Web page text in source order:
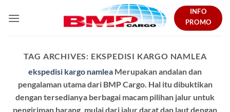
INFO
PROMO
TAG ARCHIVES: EKSPEDISI KARGO NAMLEA
ekspedisi kargo namlea Merupakan andalan dan
pengalaman utama dari BMP Cargo. Hal itu dibuktikan
dengan tersedianya berbagai macam pilihan jalur untuk
pengiriman barang, mulai dari jalur darat dan laut dengan